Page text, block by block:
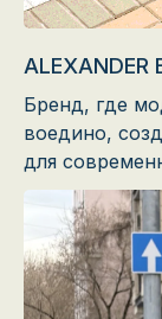
ALEXANDER
Бренд, где
воедино,
для